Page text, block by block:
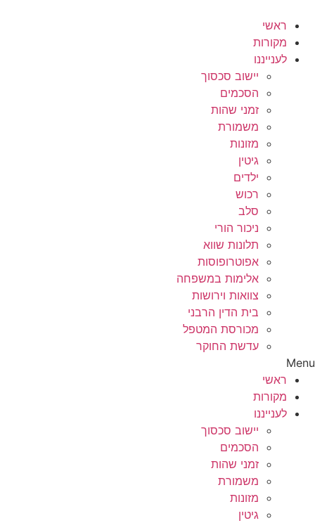
לתוכן
ראשי
מקורות
לענייננו
יישוב סכסוך
הסכמים
זמני שהות
משמורת
מזונות
גיטין
ילדים
רכוש
סלב
ניכור הורי
תלונות שווא
אפוטרופוסות
אלימות במשפחה
צוואות וירושות
בית הדין הרבני
מכורסת המטפל
עדשת החוקר
Menu
ראשי
מקורות
לענייננו
יישוב סכסוך
הסכמים
זמני שהות
משמורת
מזונות
גיטין